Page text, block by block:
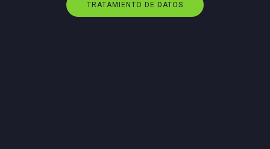
TRATAMIENTO DE DATOS